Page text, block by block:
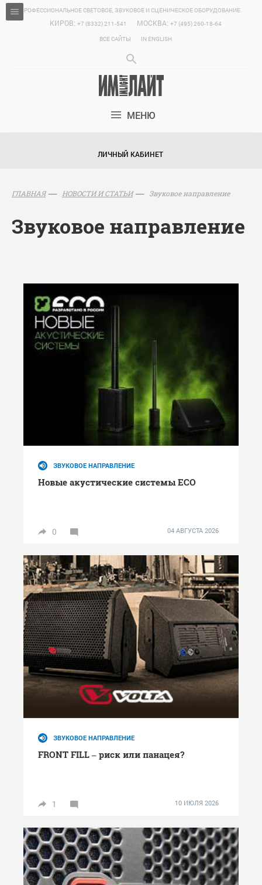
ПРОФЕССИОНАЛЬНОЕ СВЕТОВОЕ, ЗВУКОВОЕ И СЦЕНИЧЕСКОЕ ОБОРУДОВАНИЕ.
КИРОВ: +7 (8332) 211-541 МОСКВА: +7 (495) 260-18-64
ВСЕ САЙТЫ
IN ENGLISH
МЕНЮ
ЛИЧНЫЙ КАБИНЕТ
ГЛАВНАЯ НОВОСТИ И СТАТЬИ Звуковое направление
Звуковое направление
ЗВУКОВОЕ НАПРАВЛЕНИЕ
Новые акустические системы ECO
0 04 АВГУСТА 2026
ЗВУКОВОЕ НАПРАВЛЕНИЕ
FRONT FILL – риск или панацея?
1 10 ИЮЛЯ 2026